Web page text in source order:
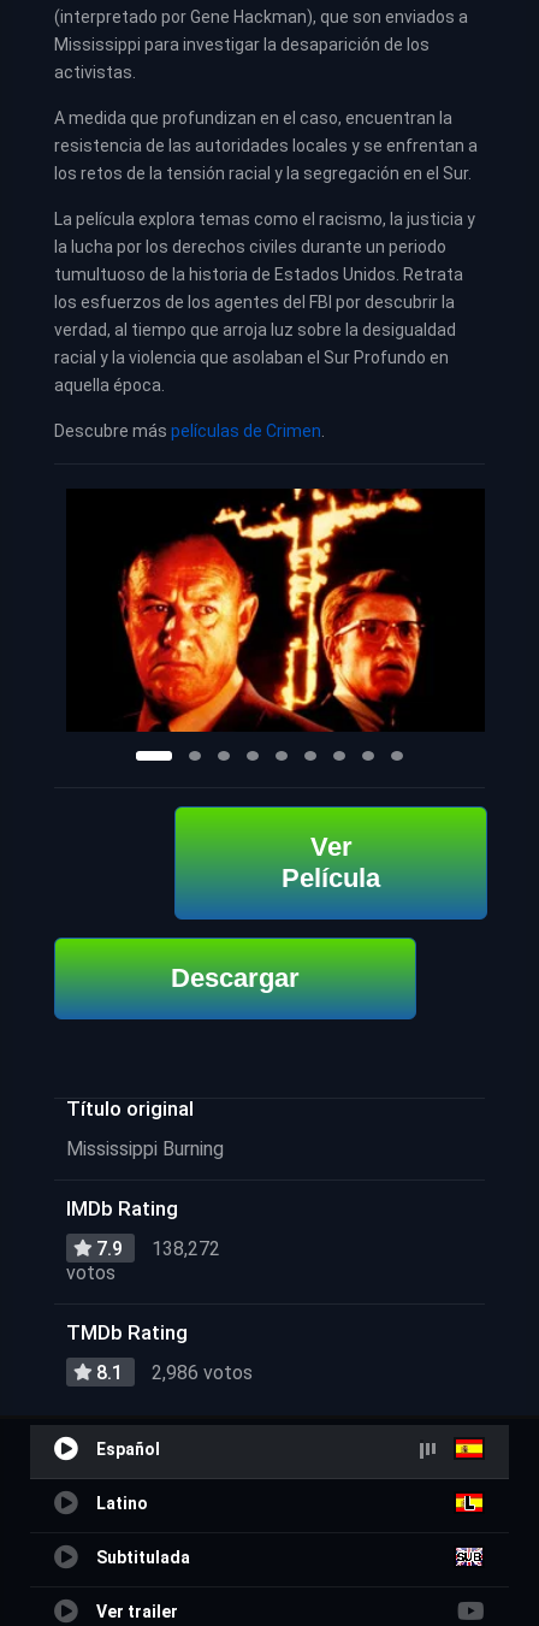
(interpretado por Gene Hackman), que son enviados a
Mississippi para investigar la desaparición de los
activistas.
A medida que profundizan en el caso, encuentran la
resistencia de las autoridades locales y se enfrentan a
los retos de la tensión racial y la segregación en el Sur.
La película explora temas como el racismo, la justicia y
la lucha por los derechos civiles durante un periodo
tumultuoso de la historia de Estados Unidos. Retrata
los esfuerzos de los agentes del FBI por descubrir la
verdad, al tiempo que arroja luz sobre la desigualdad
racial y la violencia que asolaban el Sur Profundo en
aquella época.
Descubre más películas de Crimen
Ver
Película
Descargar
Título original
Mississippi Burning
IMDb Rating
7.9
138,272
votos
TMDb Rating
8.1 2,986 votos
Español
Latino
Subtitulada
Ver trailer